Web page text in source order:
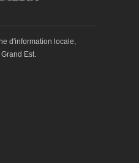
d'information locale,
Est.